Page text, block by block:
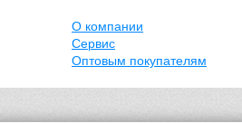
О компании
Сервис
Оптовым покупателям